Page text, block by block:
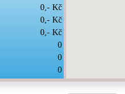
0,- Kč
0,- Kč
0,- Kč
0
0
0